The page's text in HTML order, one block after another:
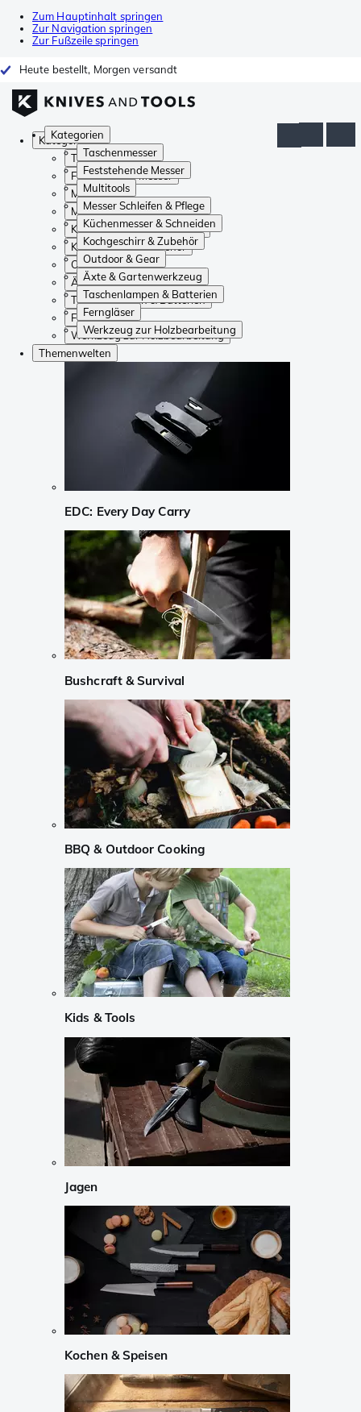
Zum Hauptinhalt springen
Zur Navigation springen
Zur Fußzeile springen
Heute bestellt, Morgen versandt
Kategorien
Taschenmesser
Feststehende Messer
Multitools
Messer Schleifen & Pflege
Küchenmesser & Schneiden
Kochgeschirr & Zubehör
Outdoor & Gear
Äxte & Gartenwerkzeug
Taschenlampen & Batterien
Ferngläser
Werkzeug zur Holzbearbeitung
Kategorien
Taschenmesser
Feststehende Messer
Multitools
Messer Schleifen & Pflege
Küchenmesser & Schneiden
Kochgeschirr & Zubehör
Outdoor & Gear
Äxte & Gartenwerkzeug
Taschenlampen & Batterien
Ferngläser
Werkzeug zur Holzbearbeitung
Themenwelten
EDC: Every Day Carry
Bushcraft & Survival
BBQ & Outdoor Cooking
Kids & Tools
Jagen
Kochen & Speisen